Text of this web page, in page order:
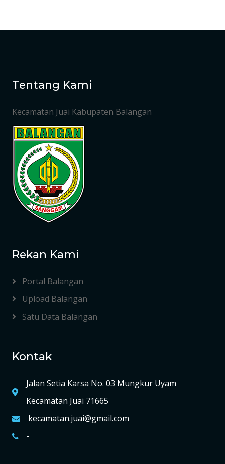
Tentang Kami
Kecamatan Juai Kabupaten Balangan
Rekan Kami
Portal Balangan
Upload Balangan
Satu Data Balangan
Kontak
Jalan Setia Karsa No. 03 Mungkur Uyam
Kecamatan Juai 71665
kecamatan.juai@gmail.com
-